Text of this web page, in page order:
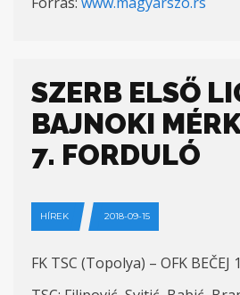
SZERB ELSŐ
BAJNOKI
7. FORDULÓ
HÍREK 2018-09-15
FK TSC (Topolya) – OFK BEČEJ